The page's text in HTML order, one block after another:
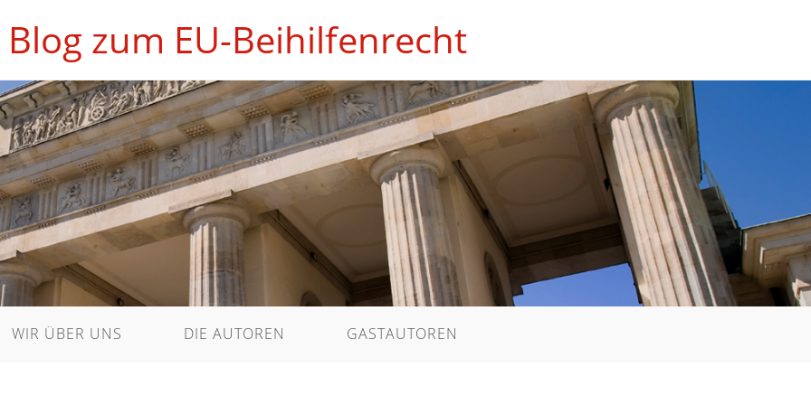
Blog zum EU-Beihilfenrecht
WIR ÜBER UNS DIE AUTOREN GASTAUTOREN